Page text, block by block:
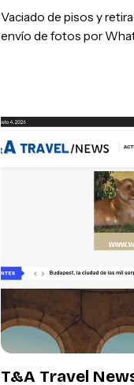
Vaciado de pisos y
envío de fotos por
T&A Travel